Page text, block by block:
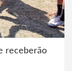
receberão